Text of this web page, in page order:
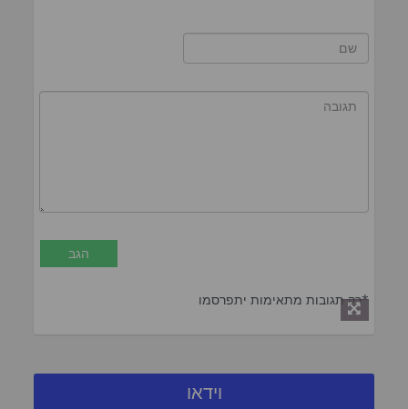
*רק תגובות מתאימות יתפרסמו
וידאו